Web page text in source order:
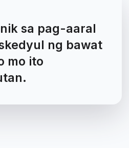
Ano ang spaced
repetition?
Isang teknik sa pag-aaral
na nag-iiskedyul ng bawat
card bago mo ito
makali
mutan.